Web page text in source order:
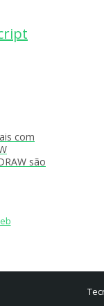
com
são